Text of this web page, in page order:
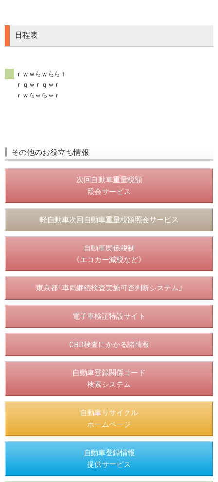
日程表
ｒｗｗらｗららｆ
ｒｑｗｒｑｗｒ
ｒｗらｗらｗｒ
その他のお役立ち情報
次回自動車重量税額
照会サービス
軽自動車次回自動車重量税額照会サービス
自動車関係税制
《エコカー減税など》
東京都｢車両継続検査実施可否判断システム｣
電子車検証特設サイト
OBD検査にかかる諸情報
自動車登録関係コード
検索システム
自動車リサイクル
ホームページ
自動車登録情報
提供サービス